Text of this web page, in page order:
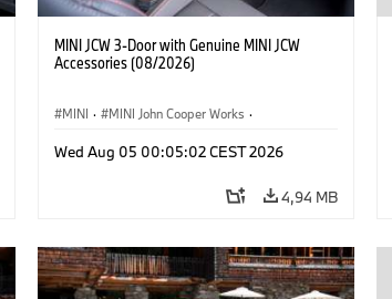
MINI JCW 3-Door with Genuine MINI JCW
Accessories (08/2026)
MINI · MINI John Cooper Works ·
Wed Aug 05 00:05:02 CEST 2026
4,94 MB